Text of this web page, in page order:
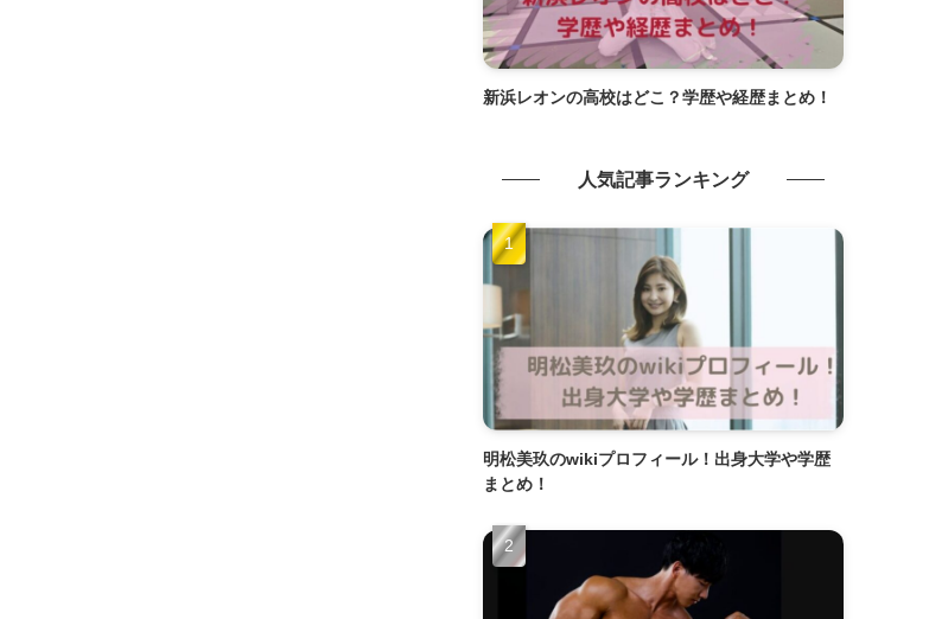
新浜レオンの高校はどこ？学歴や経歴まとめ！
人気記事ランキング
明松美玖のwikiプロフィール！出身大学や学歴
まとめ！